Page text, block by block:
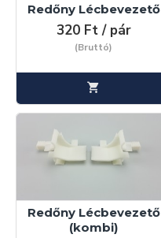
Redőny Lécbevezető
320 Ft / pár
(Bruttó)
Redőny Lécbevezető
(kombi)